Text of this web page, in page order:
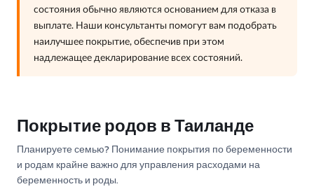
состояния обычно являются основанием для отказа в
выплате. Наши консультанты помогут вам подобрать
наилучшее покрытие, обеспечив при этом
надлежащее декларирование всех состояний.
Покрытие родов в Таиланде
Планируете семью? Понимание покрытия по беременности
и родам крайне важно для управления расходами на
беременность и роды.